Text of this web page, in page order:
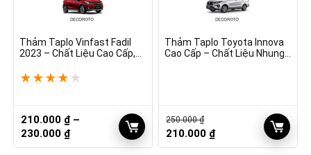
Thảm Taplo Vinfast Fadil
2023 – Chất Liệu Cao Cấp,
★ ★ ★ ★ ★
210.000 ₫ –
230.000 ₫Khoảng
giá:
Thảm Taplo Toyota Innova
Cao Cấp – Chất Liệu Nhung |
250.000₫
Giá
gốc
210.000 ₫Giá
hiện